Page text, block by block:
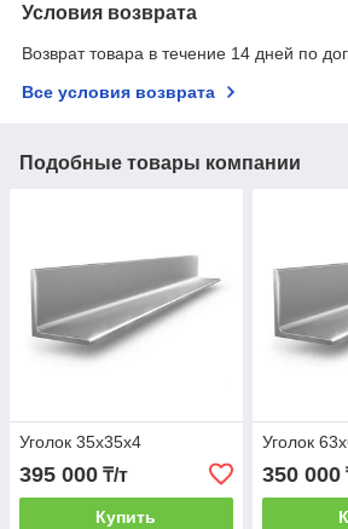
Условия возврата
Возврат товара в течение 14 дней по
Все условия возврата
Подобные товары компании
Уголок 35х35х4
395 000 ₸/т
Купить
Уголок
350 000